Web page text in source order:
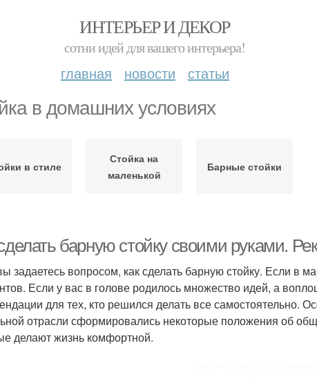
ИНТЕРЬЕР И ДЕКОР
сотни идей для вашего интерьера!
главная новости статьи
в домашних условиях
в стиле
Стойка на
маленькой
Барные стойки
барную стойку своими руками.
задаетесь вопросом, как сделать барную стойку. Если в
Если у вас в голове родилось множество идей, а
для тех, кто решился делать все самостоятельно.
отрасли сформировались некоторые положения об
делают жизнь комфортной.